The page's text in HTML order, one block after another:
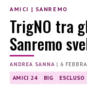
AMICI | SANREMO
TrigNO tra
Sanremo
ANDREA SANNA | 6
AMICI 24 BIG ESCLUSO